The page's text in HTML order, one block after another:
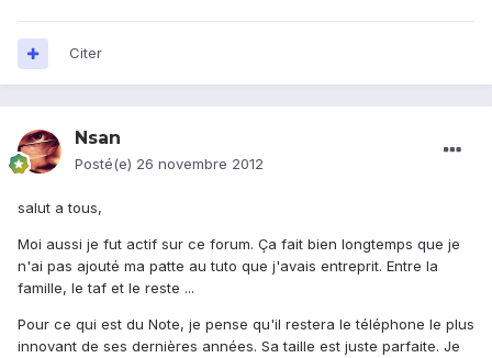
Citer
Nsan
Posté(e) 26 novembre 2012
salut a tous,
Moi aussi je fut actif sur ce forum. Ça fait bien longtemps que je
n'ai pas ajouté ma patte au tuto que j'avais entreprit. Entre la
famille, le taf et le reste ...
Pour ce qui est du Note, je pense qu'il restera le téléphone le plus
innovant de ses dernières années. Sa taille est juste parfaite. Je